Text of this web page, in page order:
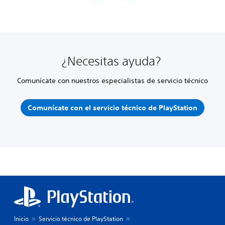
¿Necesitas ayuda?
Comunícate con nuestros especialistas de servicio técnico
Comunícate con el servicio técnico de PlayStation
Inicio
Servicio técnico de PlayStation